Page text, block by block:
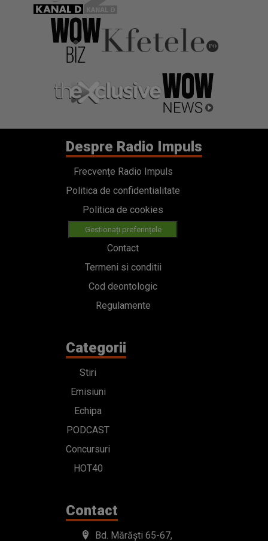
Despre Radio Impuls
Frecvențe Radio Impuls
Politica de confidentialitate
Politica de cookies
Gestionați preferințele
Contact
Termeni si conditii
Cod deontologic
Regulamente
Categorii
Stiri
Emisiuni
Echipa
PODCAST
Concursuri
HOT40
Contact
Bd. Mărăști 65-67,